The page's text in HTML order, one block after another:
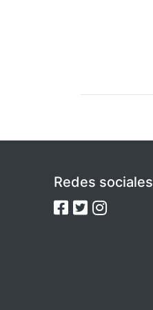
Redes sociales